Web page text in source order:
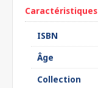
Caractéristiques
ISBN
Âge
Collection